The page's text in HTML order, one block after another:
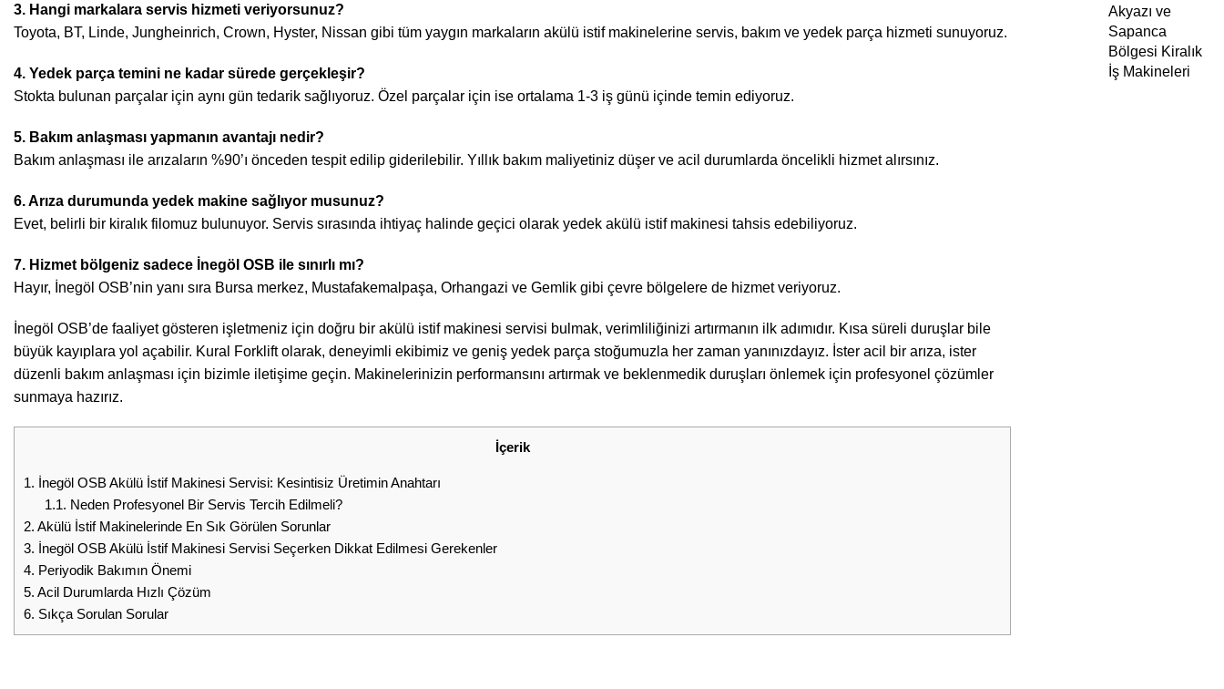
3. Hangi markalara servis hizmeti veriyorsunuz?
Toyota, BT, Linde, Jungheinrich, Crown, Hyster, Nissan gibi tüm yaygın markaların akülü istif makinelerine servis, bakım ve yedek parça hizmeti sunuyoruz.
4. Yedek parça temini ne kadar sürede gerçekleşir?
Stokta bulunan parçalar için aynı gün tedarik sağlıyoruz. Özel parçalar için ise ortalama 1-3 iş günü içinde temin ediyoruz.
5. Bakım anlaşması yapmanın avantajı nedir?
Bakım anlaşması ile arızaların %90’ı önceden tespit edilip giderilebilir. Yıllık bakım maliyetiniz düşer ve acil durumlarda öncelikli hizmet alırsınız.
6. Arıza durumunda yedek makine sağlıyor musunuz?
Evet, belirli bir kiralık filomuz bulunuyor. Servis sırasında ihtiyaç halinde geçici olarak yedek akülü istif makinesi tahsis edebiliyoruz.
7. Hizmet bölgeniz sadece İnegöl OSB ile sınırlı mı?
Hayır, İnegöl OSB’nin yanı sıra Bursa merkez, Mustafakemalpaşa, Orhangazi ve Gemlik gibi çevre bölgelere de hizmet veriyoruz.
İnegöl OSB’de faaliyet gösteren işletmeniz için doğru bir akülü istif makinesi servisi bulmak, verimliliğinizi artırmanın ilk adımıdır. Kısa süreli duruşlar bile
büyük kayıplara yol açabilir. Kural Forklift olarak, deneyimli ekibimiz ve geniş yedek parça stoğumuzla her zaman yanınızdayız. İster acil bir arıza, ister
düzenli bakım anlaşması için bizimle iletişime geçin. Makinelerinizin performansını artırmak ve beklenmedik duruşları önlemek için profesyonel çözümler
sunmaya hazırız.
İçerik
1. İnegöl OSB Akülü İstif Makinesi Servisi: Kesintisiz Üretimin Anahtarı
1.1. Neden Profesyonel Bir Servis Tercih Edilmeli?
2. Akülü İstif Makinelerinde En Sık Görülen Sorunlar
3. İnegöl OSB Akülü İstif Makinesi Servisi Seçerken Dikkat Edilmesi Gerekenler
4. Periyodik Bakımın Önemi
5. Acil Durumlarda Hızlı Çözüm
6. Sıkça Sorulan Sorular
Akyazı ve
Sapanca
Bölgesi Kiralık
İş Makineleri